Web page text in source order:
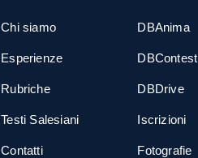
Chi siamo
Esperienze
Rubriche
Testi Salesiani
Contatti
DBAnima
DBContest
DBDrive
Iscrizioni
Fotografie